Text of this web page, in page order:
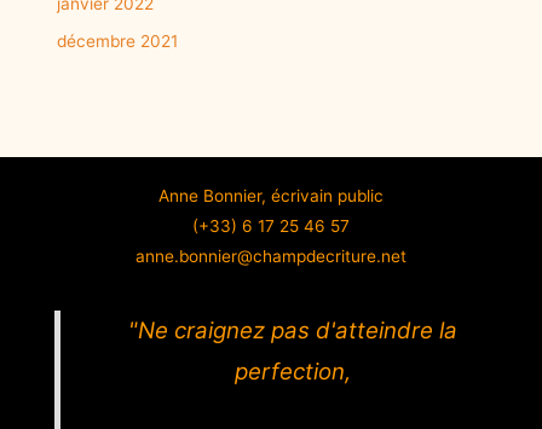
janvier 2022
décembre 2021
Anne Bonnier, écrivain public
(+33) 6 17 25 46 57
anne.bonnier@champdecriture.net
"Ne craignez pas d'atteindre la
perfection,